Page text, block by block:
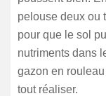
pelouse deux ou
pour que le sol
nutriments dans
gazon en
tout réaliser.